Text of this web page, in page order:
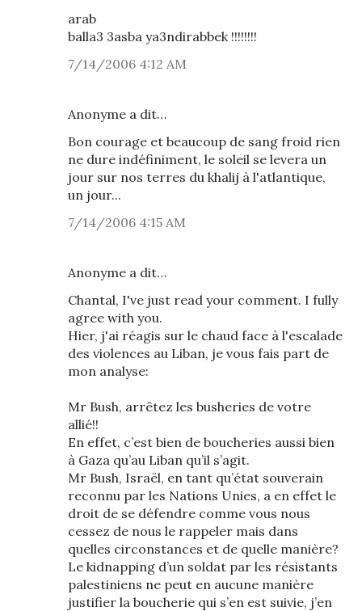
arab
balla3 3asba ya3ndirabbek !!!!!!!!
7/14/2006 4:12 AM
Anonyme a dit…
Bon courage et beaucoup de sang froid rien
ne dure indéfiniment, le soleil se levera un
jour sur nos terres du khalij à l'atlantique,
un jour...
7/14/2006 4:15 AM
Anonyme a dit…
Chantal, I've just read your comment. I fully
agree with you.
Hier, j'ai réagis sur le chaud face à l'escalade
des violences au Liban, je vous fais part de
mon analyse:
Mr Bush, arrêtez les busheries de votre
allié!!
En effet, c’est bien de boucheries aussi bien
à Gaza qu’au Liban qu’il s’agit.
Mr Bush, Israël, en tant qu’état souverain
reconnu par les Nations Unies, a en effet le
droit de se défendre comme vous nous
cessez de nous le rappeler mais dans
quelles circonstances et de quelle manière?
Le kidnapping d’un soldat par les résistants
palestiniens ne peut en aucune manière
justifier la boucherie qui s’en est suivie, j’en